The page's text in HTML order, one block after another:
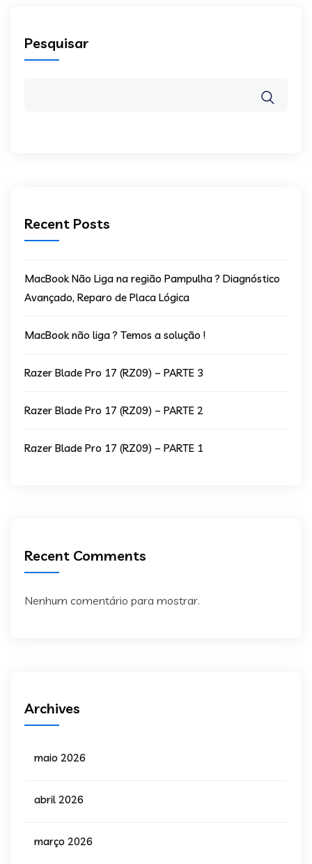
Pesquisar
Recent Posts
MacBook Não Liga na região Pampulha ? Diagnóstico
Avançado, Reparo de Placa Lógica
MacBook não liga ? Temos a solução !
Razer Blade Pro 17 (RZ09) – PARTE 3
Razer Blade Pro 17 (RZ09) – PARTE 2
Razer Blade Pro 17 (RZ09) – PARTE 1
Recent Comments
Nenhum comentário para mostrar.
Archives
maio 2026
abril 2026
março 2026